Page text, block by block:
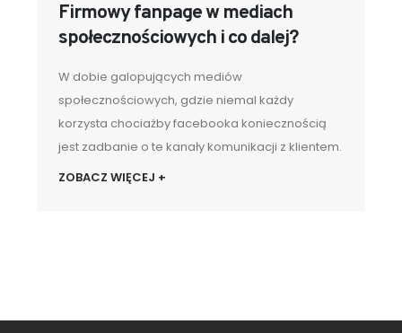
Firmowy fanpage w mediach
społecznościowych i co dalej?
W dobie galopujących mediów
społecznościowych, gdzie niemal każdy
korzysta chociażby facebooka koniecznością
jest zadbanie o te kanały komunikacji z klientem.
ZOBACZ WIĘCEJ +